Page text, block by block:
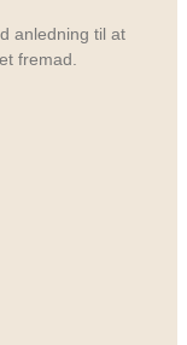
anledning til at
fremad.